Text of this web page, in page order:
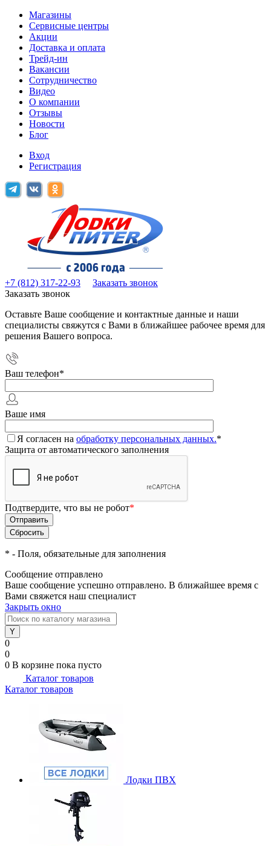
Магазины
Сервисные центры
Акции
Доставка и оплата
Трейд-ин
Вакансии
Сотрудничество
Видео
О компании
Отзывы
Новости
Блог
Вход
Регистрация
+7 (812) 317-22-93
Заказать звонок
Заказать звонок
Оставьте Ваше сообщение и контактные данные и наши
специалисты свяжутся с Вами в ближайшее рабочее время для
решения Вашего вопроса.
Ваш телефон*
Ваше имя
Я согласен на обработку персональных данных.*
Защита от автоматического заполнения
Подтвердите, что вы не робот*
* - Поля, обязательные для заполнения
Сообщение отправлено
Ваше сообщение успешно отправлено. В ближайшее время с
Вами свяжется наш специалист
Закрыть окно
0
0
0 В корзине пока пусто
Каталог товаров
Каталог товаров
Лодки ПВХ